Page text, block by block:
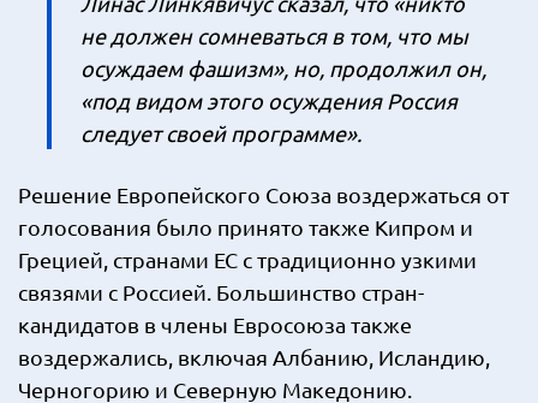
не должен сомневаться в том, что мы
осуждаем фашизм», но, продолжил он,
«под видом этого осуждения Россия
следует своей программе».
Решение Европейского Союза воздержаться от
голосования было принято также Кипром и
Грецией, странами ЕС с традиционно узкими
связями с Россией. Большинство стран-
кандидатов в члены Евросоюза также
воздержались, включая Албанию, Исландию,
Черногорию и Северную Македонию.